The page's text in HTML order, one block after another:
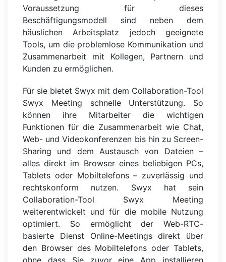
Voraussetzung für dieses
Beschäftigungsmodell sind neben dem
häuslichen Arbeitsplatz jedoch geeignete
Tools, um die problemlose Kommunikation und
Zusammenarbeit mit Kollegen, Partnern und
Kunden zu ermöglichen.
Für sie bietet Swyx mit dem Collaboration-Tool
Swyx Meeting schnelle Unterstützung. So
können ihre Mitarbeiter die wichtigen
Funktionen für die Zusammenarbeit wie Chat,
Web- und Videokonferenzen bis hin zu Screen-
Sharing und dem Austausch von Dateien –
alles direkt im Browser eines beliebigen PCs,
Tablets oder Mobiltelefons – zuverlässig und
rechtskonform nutzen. Swyx hat sein
Collaboration-Tool Swyx Meeting
weiterentwickelt und für die mobile Nutzung
optimiert. So ermöglicht der Web-RTC-
basierte Dienst Online-Meetings direkt über
den Browser des Mobiltelefons oder Tablets,
ohne dass Sie zuvor eine App installieren